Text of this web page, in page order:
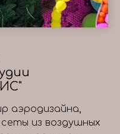
аэродизайна,
из воздушных